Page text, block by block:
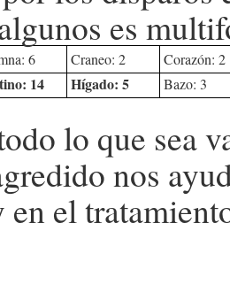
es
6 Craneo: 2
Corazón: 2
14 Hígado: 5 Bazo: 3
lo que sea
nos
el